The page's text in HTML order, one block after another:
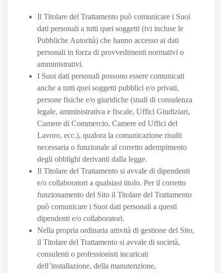
Il Titolare del Trattamento può comunicare i Suoi
dati personali a tutti quei soggetti (ivi incluse le
Pubbliche Autorità) che hanno accesso ai dati
personali in forza di provvedimenti normativi o
amministrativi.
I Suoi dati personali possono essere comunicati
anche a tutti quei soggetti pubblici e/o privati,
persone fisiche e/o giuridiche (studi di consulenza
legale, amministrativa e fiscale, Uffici Giudiziari,
Camere di Commercio, Camere ed Uffici del
Lavoro, ecc.), qualora la comunicazione risulti
necessaria o funzionale al corretto adempimento
degli obblighi derivanti dalla legge.
Il Titolare del Trattamento si avvale di dipendenti
e/o collaboratori a qualsiasi titolo. Per il corretto
funzionamento del Sito il Titolare del Trattamento
può comunicare i Suoi dati personali a questi
dipendenti e/o collaboratori.
Nella propria ordinaria attività di gestione del Sito,
il Titolare del Trattamento si avvale di società,
consulenti o professionisti incaricati
dell’installazione, della manutenzione,